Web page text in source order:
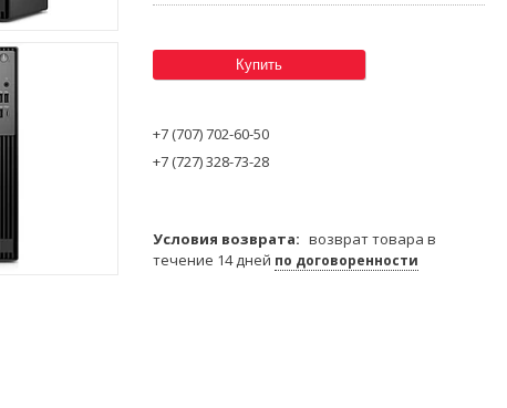
Купить
+7 (707) 702-60-50
+7 (727) 328-73-28
возврат товара в
течение 14 дней по договоренности